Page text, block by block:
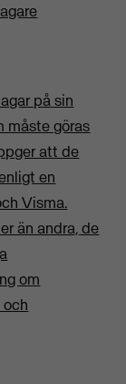
på sin
måste göras
att de
en
Visma.
än andra, de
om